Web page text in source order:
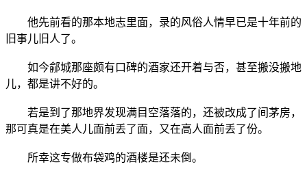
他先前看的那本地志里面，录的风俗人情早已是十年前的
旧事儿旧人了。
如今鄃城那座颇有口碑的酒家还开着与否，甚至搬没搬地
儿，都是讲不好的。
若是到了那地界发现满目空落落的，还被改成了间茅房，
那可真是在美人儿面前丢了面，又在高人面前丢了份。
所幸这专做布袋鸡的酒楼是还未倒。